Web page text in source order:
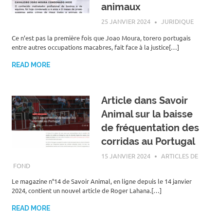
animaux
25 JANVIER 2024 ROGER LAHANA
JURIDIQUE
Ce n’est pas la première fois que Joao Moura, torero portugais
entre autres occupations macabres, fait face à la justice[…]
READ MORE
Article dans Savoir
Animal sur la baisse
de fréquentation des
corridas au Portugal
15 JANVIER 2024 ROGER LAHANA
ARTICLES DE
FOND
Le magazine n°14 de Savoir Animal, en ligne depuis le 14 janvier
2024, contient un nouvel article de Roger Lahana.[…]
READ MORE